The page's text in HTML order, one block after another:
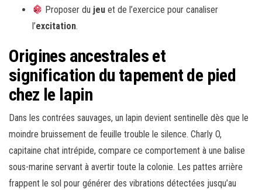
Proposer du jeu et de l’exercice pour canaliser
l’excitation.
Origines ancestrales et
signification du tapement de pied
chez le lapin
Dans les contrées sauvages, un lapin devient sentinelle dès que le
moindre bruissement de feuille trouble le silence. Charly O,
capitaine chat intrépide, compare ce comportement à une balise
sous-marine servant à avertir toute la colonie. Les pattes arrière
frappent le sol pour générer des vibrations détectées jusqu’au